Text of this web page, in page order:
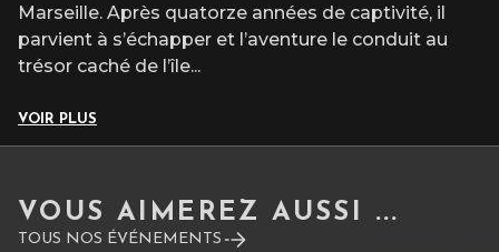
remboursement.
Nous vous remercions sincèrement pour votre
compréhension et votre soutien.
La Légende de Monte Cristo
Marseille. Après quatorze années de captivité, il
parvient à s’échapper et l’aventure le conduit au
trésor caché de l’île...
VOIR PLUS
VOUS AIMEREZ AUSSI ...
TOUS NOS ÉVÉNEMENTS